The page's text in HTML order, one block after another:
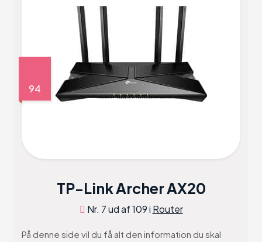
94
TP-Link Archer AX20
Nr. 7 ud af 109 i Router
På denne side vil du få alt den information du skal